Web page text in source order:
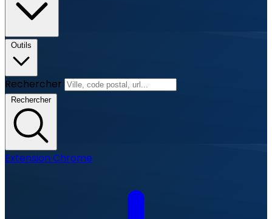
Outils
Rechercher
Rechercher
Extension Chrome